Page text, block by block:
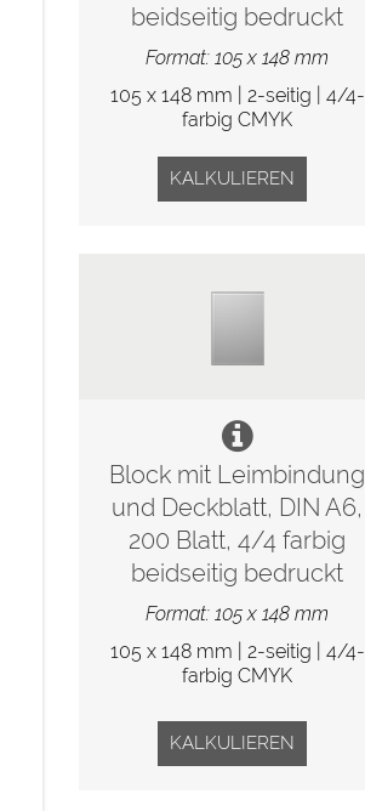
beidseitig bedruckt
Format: 105 x 148 mm
105 x 148 mm | 2-seitig | 4/4-
farbig CMYK
KALKULIEREN
Block mit Leimbindung
und Deckblatt, DIN A6,
200 Blatt, 4/4 farbig
beidseitig bedruckt
Format: 105 x 148 mm
105 x 148 mm | 2-seitig | 4/4-
farbig CMYK
KALKULIEREN